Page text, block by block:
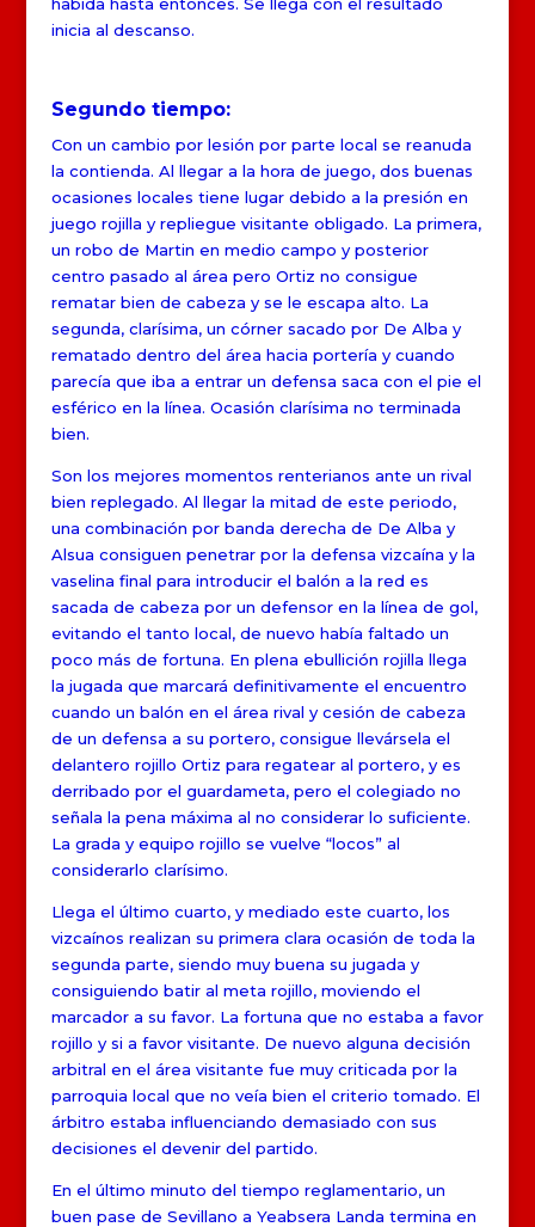
inicia al descanso.
Segundo tiempo:
Con un cambio por lesión por parte local se reanuda
la contienda. Al llegar a la hora de juego, dos buenas
ocasiones locales tiene lugar debido a la presión en
juego rojilla y repliegue visitante obligado. La primera,
un robo de Martin en medio campo y posterior
centro pasado al área pero Ortiz no consigue
rematar bien de cabeza y se le escapa alto. La
segunda, clarísima, un córner sacado por De Alba y
rematado dentro del área hacia portería y cuando
parecía que iba a entrar un defensa saca con el pie el
esférico en la línea. Ocasión clarísima no terminada
bien.
Son los mejores momentos renterianos ante un rival
bien replegado. Al llegar la mitad de este periodo,
una combinación por banda derecha de De Alba y
Alsua consiguen penetrar por la defensa vizcaína y la
vaselina final para introducir el balón a la red es
sacada de cabeza por un defensor en la línea de gol,
evitando el tanto local, de nuevo había faltado un
poco más de fortuna. En plena ebullición rojilla llega
la jugada que marcará definitivamente el encuentro
cuando un balón en el área rival y cesión de cabeza
de un defensa a su portero, consigue llevársela el
delantero rojillo Ortiz para regatear al portero, y es
derribado por el guardameta, pero el colegiado no
señala la pena máxima al no considerar lo suficiente.
La grada y equipo rojillo se vuelve “locos” al
considerarlo clarísimo.
Llega el último cuarto, y mediado este cuarto, los
vizcaínos realizan su primera clara ocasión de toda la
segunda parte, siendo muy buena su jugada y
consiguiendo batir al meta rojillo, moviendo el
marcador a su favor. La fortuna que no estaba a favor
rojillo y si a favor visitante. De nuevo alguna decisión
arbitral en el área visitante fue muy criticada por la
parroquia local que no veía bien el criterio tomado. El
árbitro estaba influenciando demasiado con sus
decisiones el devenir del partido.
En el último minuto del tiempo reglamentario, un
buen pase de Sevillano a Yeabsera Landa termina en